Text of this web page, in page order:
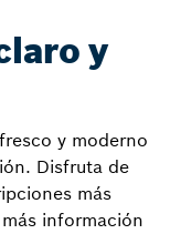
y
y moderno
Disfruta de
más
información